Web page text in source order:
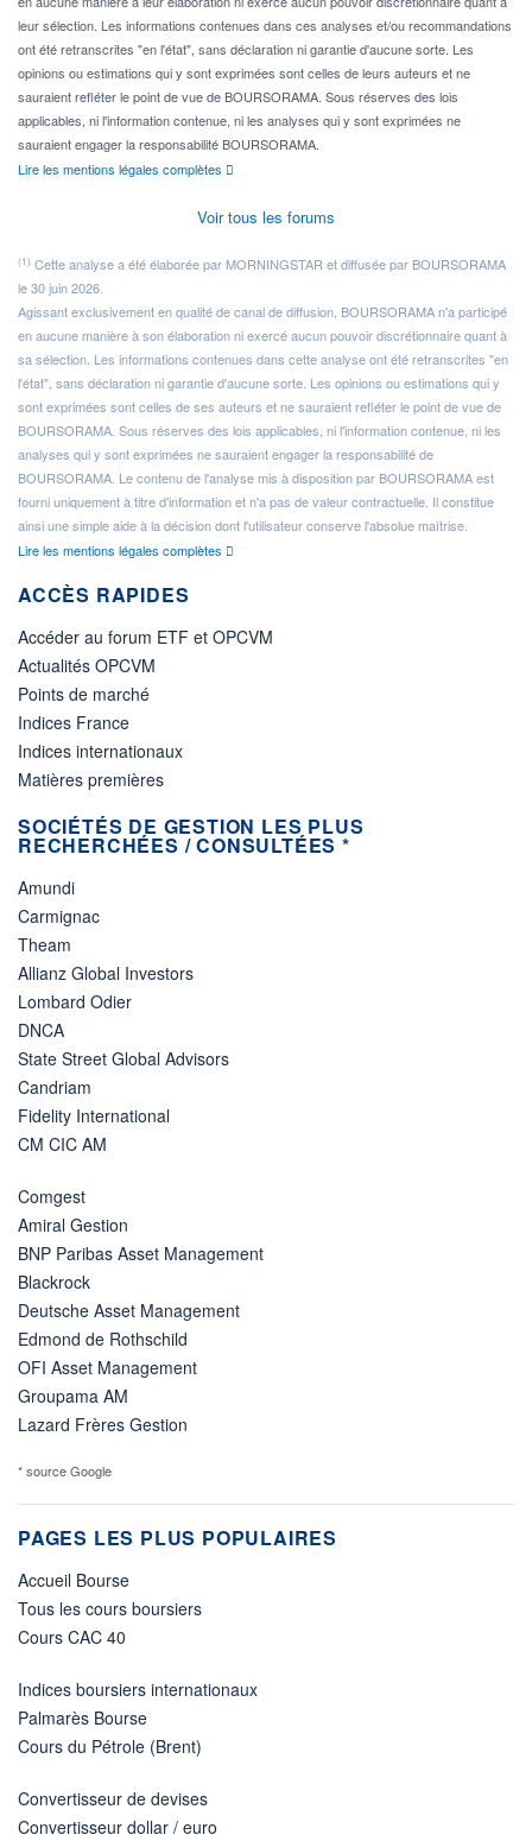
leur sélection. Les informations contenues dans ces analyses et/ou recommandations
ont été retranscrites "en l'état", sans déclaration ni garantie d'aucune sorte. Les
opinions ou estimations qui y sont exprimées sont celles de leurs auteurs et ne
sauraient refléter le point de vue de BOURSORAMA. Sous réserves des lois
applicables, ni l'information contenue, ni les analyses qui y sont exprimées ne
sauraient engager la responsabilité BOURSORAMA.
Lire les mentions légales complètes
Voir tous les forums
(1) Cette analyse a été élaborée par MORNINGSTAR et diffusée par BOURSORAMA
le 30 juin 2026.
Agissant exclusivement en qualité de canal de diffusion, BOURSORAMA n'a participé
en aucune manière à son élaboration ni exercé aucun pouvoir discrétionnaire quant à
sa sélection. Les informations contenues dans cette analyse ont été retranscrites "en
l'état", sans déclaration ni garantie d'aucune sorte. Les opinions ou estimations qui y
sont exprimées sont celles de ses auteurs et ne sauraient refléter le point de vue de
BOURSORAMA. Sous réserves des lois applicables, ni l'information contenue, ni les
analyses qui y sont exprimées ne sauraient engager la responsabilité de
BOURSORAMA. Le contenu de l'analyse mis à disposition par BOURSORAMA est
fourni uniquement à titre d'information et n'a pas de valeur contractuelle. Il constitue
ainsi une simple aide à la décision dont l'utilisateur conserve l'absolue maîtrise.
Lire les mentions légales complètes
ACCÈS RAPIDES
Accéder au forum ETF et OPCVM
Actualités OPCVM
Points de marché
Indices France
Indices internationaux
Matières premières
SOCIÉTÉS DE GESTION LES PLUS
RECHERCHÉES / CONSULTÉES *
Amundi
Carmignac
Theam
Allianz Global Investors
Lombard Odier
DNCA
State Street Global Advisors
Candriam
Fidelity International
CM CIC AM
Comgest
Amiral Gestion
BNP Paribas Asset Management
Blackrock
Deutsche Asset Management
Edmond de Rothschild
OFI Asset Management
Groupama AM
Lazard Frères Gestion
* source Google
PAGES LES PLUS POPULAIRES
Accueil Bourse
Tous les cours boursiers
Cours CAC 40
Indices boursiers internationaux
Palmarès Bourse
Cours du Pétrole (Brent)
Convertisseur de devises
Convertisseur dollar / euro